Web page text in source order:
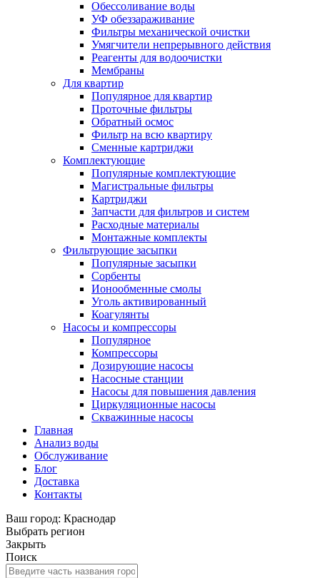
Обессоливание воды
УФ обеззараживание
Фильтры механической очистки
Умягчители непрерывного действия
Реагенты для водоочистки
Мембраны
Для квартир
Популярное для квартир
Проточные фильтры
Обратный осмос
Фильтр на всю квартиру
Сменные картриджи
Комплектующие
Популярные комплектующие
Магистральные фильтры
Картриджи
Запчасти для фильтров и систем
Расходные материалы
Монтажные комплекты
Фильтрующие засыпки
Популярные засыпки
Сорбенты
Ионообменные смолы
Уголь активированный
Коагулянты
Насосы и компрессоры
Популярное
Компрессоры
Дозирующие насосы
Насосные станции
Насосы для повышения давления
Циркуляционные насосы
Скважинные насосы
Главная
Анализ воды
Обслуживание
Блог
Доставка
Контакты
Ваш город: Краснодар
Выбрать регион
Закрыть
Поиск